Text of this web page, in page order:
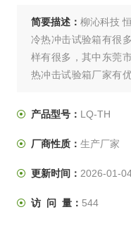
简要描述： 柳沁科技
冷热冲击试验箱有很
样有很多，其中东莞
热冲击试验箱厂家有
较为稳定。
对应的标准、行业标
产品型号： LQ-TH
厂商性质： 生产厂家
更新时间： 2026-01-
访 问 量： 544